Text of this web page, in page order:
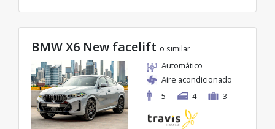
BMW X6 New facelift o similar
Automático
Aire acondicionado
5
4 3